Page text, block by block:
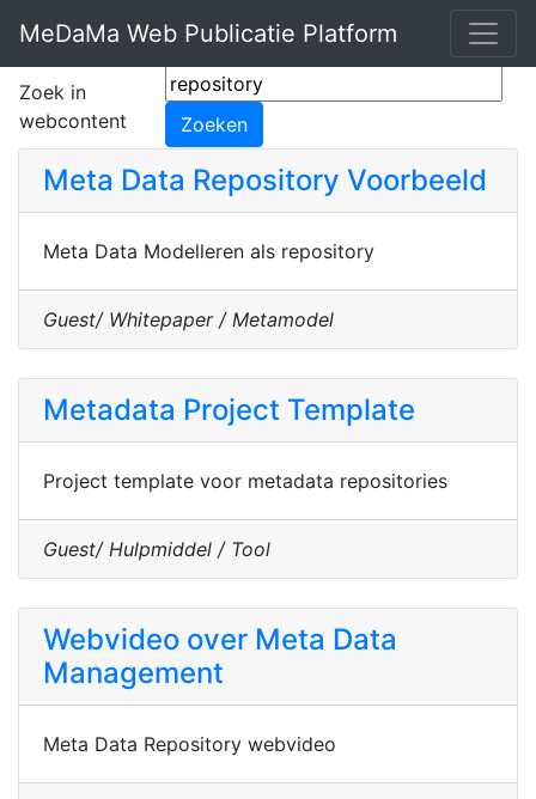
MeDaMa Web Publicatie Platform
Zoek in
webcontent
Meta Data Repository Voorbeeld
Meta Data Modelleren als repository
Guest/ Whitepaper / Metamodel
Metadata Project Template
Project template voor metadata repositories
Guest/ Hulpmiddel / Tool
Webvideo over Meta Data
Management
Meta Data Repository webvideo